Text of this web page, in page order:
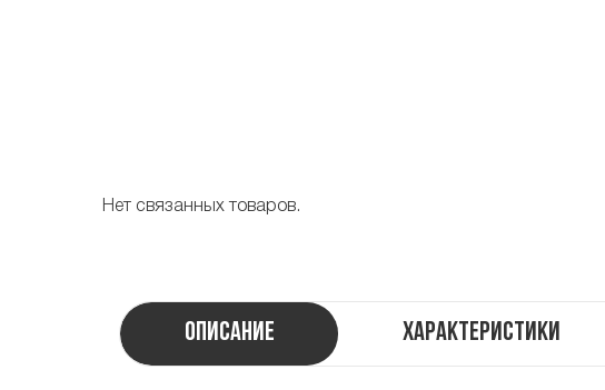
Нет связанных товаров.
Описание Характеристики